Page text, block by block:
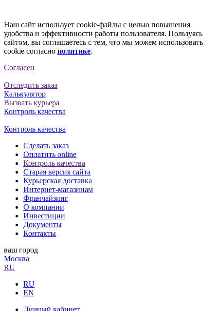
Наш сайт использует cookie-файлы с целью повышения
удобства и эффективности работы пользователя. Пользуясь
сайтом, вы соглашаетесь с тем, что мы можем использовать
cookie согласно политике.
Согласен
Отследить заказ
Калькулятор
Вызвать курьера
Контроль качества
Контроль качества
Сделать заказ
Оплатить online
Контроль качества
Старая версия сайта
Курьерская доставка
Интернет-магазинам
Франчайзинг
О компании
Инвестиции
Документы
Контакты
ваш город
Москва
RU
RU
EN
Личный кабинет